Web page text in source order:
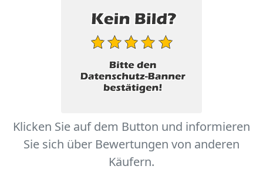
Klicken Sie auf dem Button und informieren
Sie sich über Bewertungen von anderen
Käufern.